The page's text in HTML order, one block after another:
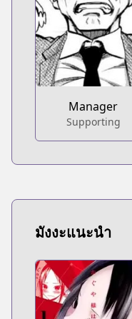
Manager
Supporting
มังงะแนะนำ